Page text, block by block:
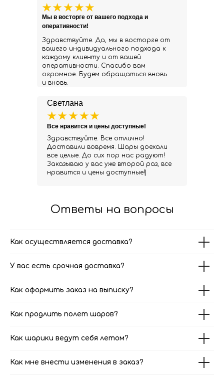
Здравствуйте. Да, мы в восторге от
вашего индивидуального подхода к
каждому клиенту и от вашей
оперативности. Спасибо вам
огромное. Будем обращаться вновь
и вновь.
Мы в восторге от вашего подхода и
оперативности!
Светлана
Здравствуйте. Все отлично!
Доставили вовремя. Шары доехали
все целые. До сих пор нас радуют!
Заказываю у вас уже второй раз, все
нравится и цены доступные!)
Все нравится и цены доступные!
Ответы на вопросы
Как осуществляется доставка?
У вас есть срочная доставка?
Как оформить заказ на выписку?
Как продлить полет шаров?
Как шарики ведут себя летом?
Как мне внести изменения в заказ?